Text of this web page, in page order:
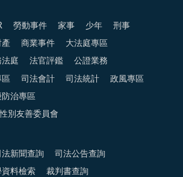
勞動事件 家事 少年 刑事
產 商業事件 大法庭專區
法庭 法官評鑑 公證業務
區 司法會計 司法統計 政風專區
治專區
別友善委員會
法新聞查詢 司法公告查詢
資料檢索 裁判書查詢